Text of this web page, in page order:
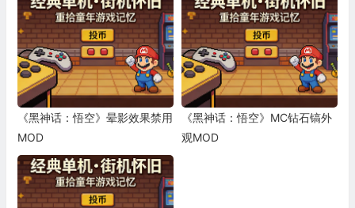
《黑神话：悟空》晕影效果禁用
MOD
《黑神话：悟空》MC钻石镐外
观MOD